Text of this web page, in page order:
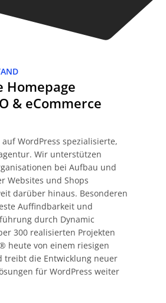
Homepage
& eCommerce
auf WordPress spezialisierte,
Wir unterstützen
bei Aufbau und
Websites und Shops
darüber hinaus. Besonderen
Auffindbarkeit und
durch Dynamic
300 realisierten Projekten
heute von einem riesigen
treibt die Entwicklung neuer
für WordPress weiter